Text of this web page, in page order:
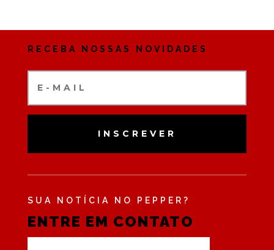
RECEBA NOSSAS NOVIDADES
INSCREVER
SUA NOTÍCIA NO PEPPER?
ENTRE EM CONTATO